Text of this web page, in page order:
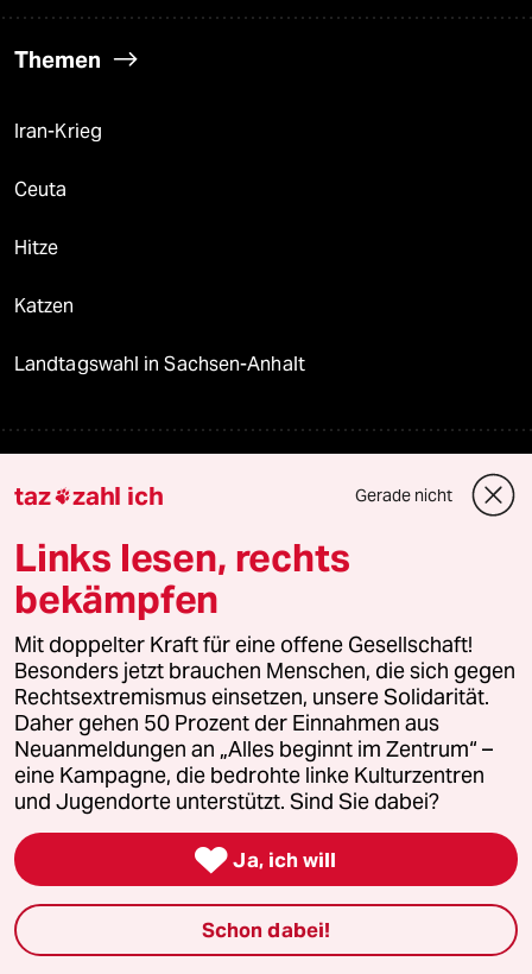
Themen
Iran-Krieg
Ceuta
Hitze
Katzen
Landtagswahl in Sachsen-Anhalt
Aktuelles
Hausblog
Die Seitenwende
Stellen
Presse
Unterstützen
abo
taz zahl ich Gerade nicht
Links lesen, rechts
bekämpfen
Mit doppelter Kraft für eine offene Gesellschaft!
Besonders jetzt brauchen Menschen, die sich gegen
Rechtsextremismus einsetzen, unsere Solidarität.
Daher gehen 50 Prozent der Einnahmen aus
Neuanmeldungen an „Alles beginnt im Zentrum“ –
eine Kampagne, die bedrohte linke Kulturzentren
und Jugendorte unterstützt. Sind Sie dabei?
 Ja, ich will
Schon dabei!